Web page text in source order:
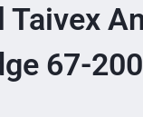
Taivex
67-200